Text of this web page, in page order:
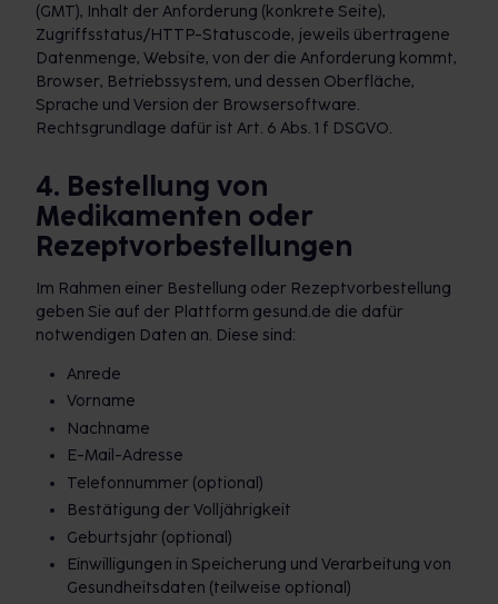
(GMT), Inhalt der Anforderung (konkrete Seite),
Zugriffsstatus/HTTP-Statuscode, jeweils übertragene
Datenmenge, Website, von der die Anforderung kommt,
Browser, Betriebssystem, und dessen Oberfläche,
Sprache und Version der Browsersoftware.
Rechtsgrundlage dafür ist Art. 6 Abs. 1 f DSGVO.
4. Bestellung von
Medikamenten oder
Rezeptvorbestellungen
Im Rahmen einer Bestellung oder Rezeptvorbestellung
geben Sie auf der Plattform gesund.de die dafür
notwendigen Daten an. Diese sind:
Anrede
Vorname
Nachname
E-Mail-Adresse
Telefonnummer (optional)
Bestätigung der Volljährigkeit
Geburtsjahr (optional)
Einwilligungen in Speicherung und Verarbeitung von
Gesundheitsdaten (teilweise optional)